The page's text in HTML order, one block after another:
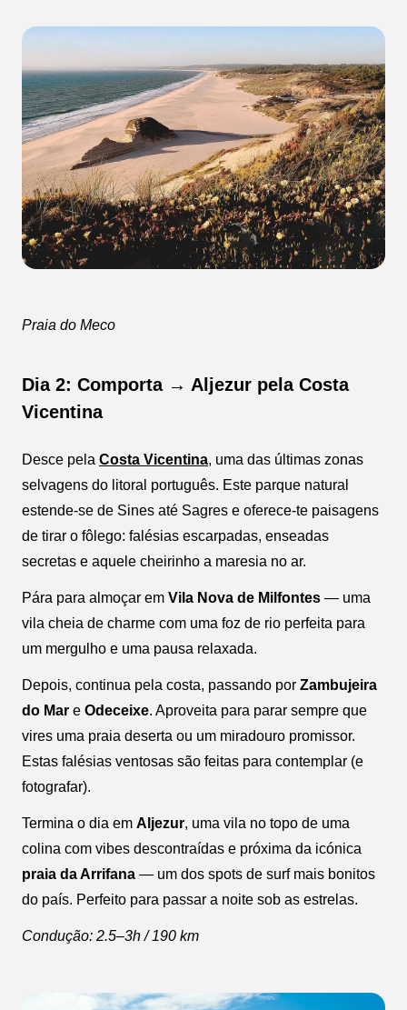
Praia do Meco
Dia 2: Comporta → Aljezur pela Costa
Vicentina
Desce pela Costa Vicentina, uma das últimas zonas
selvagens do litoral português. Este parque natural
estende-se de Sines até Sagres e oferece-te paisagens
de tirar o fôlego: falésias escarpadas, enseadas
secretas e aquele cheirinho a maresia no ar.
Pára para almoçar em Vila Nova de Milfontes — uma
vila cheia de charme com uma foz de rio perfeita para
um mergulho e uma pausa relaxada.
Depois, continua pela costa, passando por Zambujeira
do Mar e Odeceixe. Aproveita para parar sempre que
vires uma praia deserta ou um miradouro promissor.
Estas falésias ventosas são feitas para contemplar (e
fotografar).
Termina o dia em Aljezur, uma vila no topo de uma
colina com vibes descontraídas e próxima da icónica
praia da Arrifana — um dos spots de surf mais bonitos
do país. Perfeito para passar a noite sob as estrelas.
Condução: 2.5–3h / 190 km